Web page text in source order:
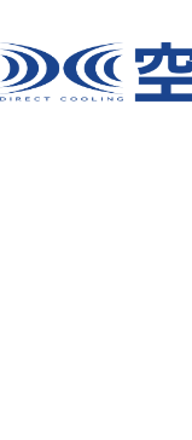
空調服 ®スラックスの